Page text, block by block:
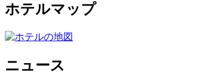
ホテルマップ
ニュース